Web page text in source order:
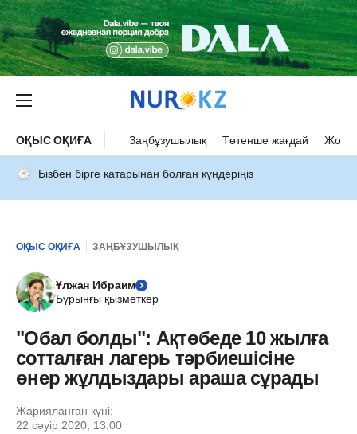
ОҚЫС ОҚИҒА Заңбұзушылық Төтенше жағдай Жол
Бізбен бірге қатарынан болған күндеріңіз
ОҚЫС ОҚИҒА ЗАҢБҰЗУШЫЛЫҚ
Ұлжан Ибраим
Бұрынғы қызметкер
"Обал болды": Ақтөбеде 10 жылға
сотталған лагерь тәрбиешісіне
өнер жұлдыздары араша сұрады
Жарияланған күні:
22 сәуір 2020, 13:00